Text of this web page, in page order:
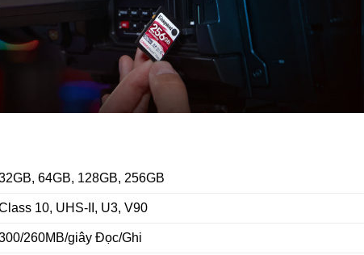
64GB, 128GB, 256GB
10, UHS-II, U3, V90
260MB/giây Đọc/Ghi